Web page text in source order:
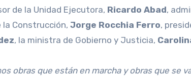
de la Unidad Ejecutora, Ricardo Abad,
la Construcción, Jorge Rocchia Ferro,
, la ministra de Gobierno y Justicia,
obras que están en marcha y obras que